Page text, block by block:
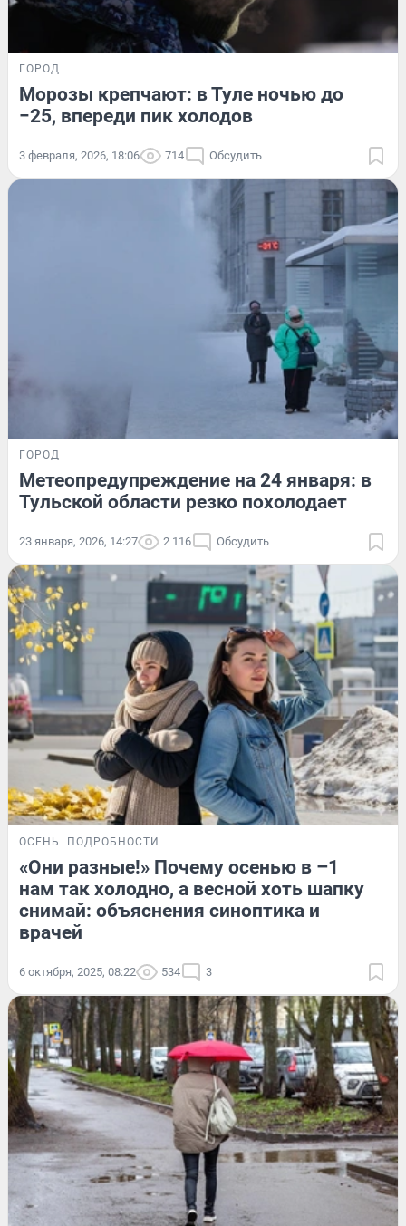
ГОРОД
Морозы крепчают: в Туле ночью до
−25, впереди пик холодов
3 февраля, 2026, 18:06 714 Обсудить
ГОРОД
Метеопредупреждение на 24 января: в
Тульской области резко похолодает
23 января, 2026, 14:27 2 116 Обсудить
ОСЕНЬ ПОДРОБНОСТИ
«Они разные!» Почему осенью в –1
нам так холодно, а весной хоть шапку
снимай: объяснения синоптика и
врачей
6 октября, 2025, 08:22 534 3